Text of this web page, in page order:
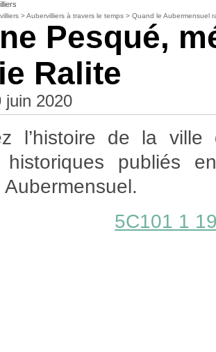
>Aubervilliers à travers le temps >Quand le Aubermensuel
Pesqué,
Ralite
juin 2020
l’histoire de la ville
historiques publiés
Aubermensuel.
5C101 1